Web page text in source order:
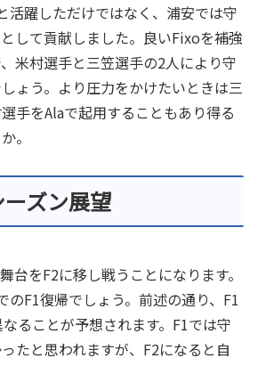
活躍しただけではなく、浦安では守
して貢献しました。良いFixoを補強
米村選手と三笠選手の2人により守
ょう。より圧力をかけたいときは三
手をAlaで起用することもあり得る
。
ズン展望
台をF2に移し戦うことになります。
のF1復帰でしょう。前述の通り、F1
ることが予想されます。F1では守
たと思われますが、F2になると自